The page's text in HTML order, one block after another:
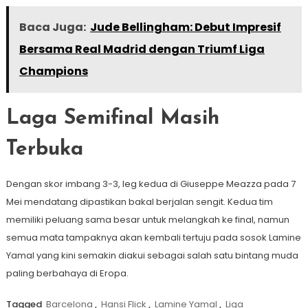
Baca Juga: Jude Bellingham: Debut Impresif
Bersama Real Madrid dengan Triumf Liga
Champions
Laga Semifinal Masih
Terbuka
Dengan skor imbang 3-3, leg kedua di Giuseppe Meazza pada 7
Mei mendatang dipastikan bakal berjalan sengit. Kedua tim
memiliki peluang sama besar untuk melangkah ke final, namun
semua mata tampaknya akan kembali tertuju pada sosok Lamine
Yamal yang kini semakin diakui sebagai salah satu bintang muda
paling berbahaya di Eropa.
Tagged Barcelona , Hansi Flick , Lamine Yamal , Liga